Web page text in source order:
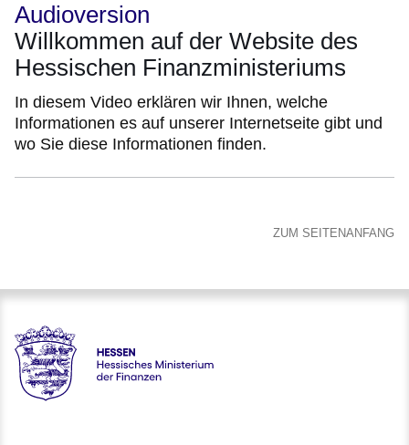
Audioversion
Willkommen auf der Website des
Hessischen Finanzministeriums
In diesem Video erklären wir Ihnen, welche
Informationen es auf unserer Internetseite gibt und
wo Sie diese Informationen finden.
ZUM SEITENANFANG
Hessen - Hessisches Ministerium der Finanzen